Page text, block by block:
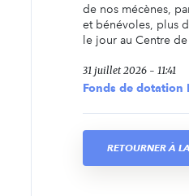
de nos mécènes,
et bénévoles, plus
le jour au Centre
31 juillet 2026 - 11:41
Fonds de dotation
RETOURNER À